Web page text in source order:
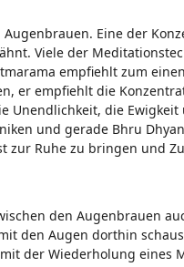
Eine der
Viele der
empfiehlt zum
er empfiehlt die
Unendlichkeit, die
und gerade Bhru
zur Ruhe zu bringen und
den Augenbrauen
den Augen dorthin
der Wiederholung eines